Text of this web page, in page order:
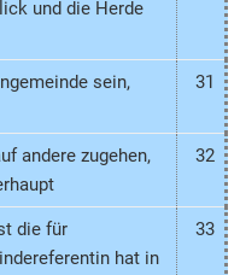
und die Herde
sein,
31
andere zugehen,
32
die für
hat in
33